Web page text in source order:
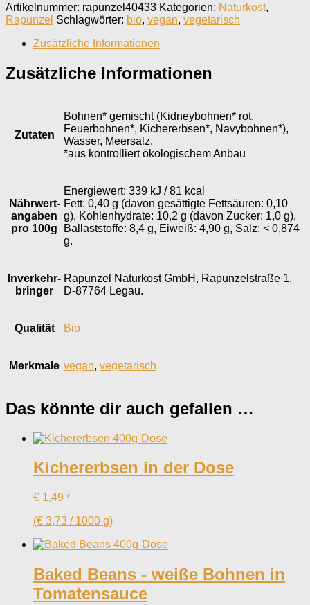
Artikelnummer: rapunzel40433 Kategorien: Naturkost,
Rapunzel Schlagwörter: bio, vegan, vegetarisch
Zusätzliche Informationen
Zusätzliche Informationen
Zutaten
Bohnen* gemischt (Kidneybohnen* rot,
Feuerbohnen*, Kichererbsen*, Navybohnen*),
Wasser, Meersalz.
*aus kontrolliert ökologischem Anbau
Nährwert­
angaben
pro 100g
Energiewert: 339 kJ / 81 kcal
Fett: 0,40 g (davon gesättigte Fettsäuren: 0,10
g), Kohlenhydrate: 10,2 g (davon Zucker: 1,0 g),
Ballaststoffe: 8,4 g, Eiweiß: 4,90 g, Salz: < 0,874
g.
Inverkehr­
bringer
Rapunzel Naturkost GmbH, Rapunzelstraße 1,
D-87764 Legau.
Qualität Bio
Merkmale vegan, vegetarisch
Das könnte dir auch gefallen …
Kichererbsen in der Dose
€ 1,49 *
(€ 3,73 / 1000 g)
Baked Beans - weiße Bohnen in
Tomatensauce